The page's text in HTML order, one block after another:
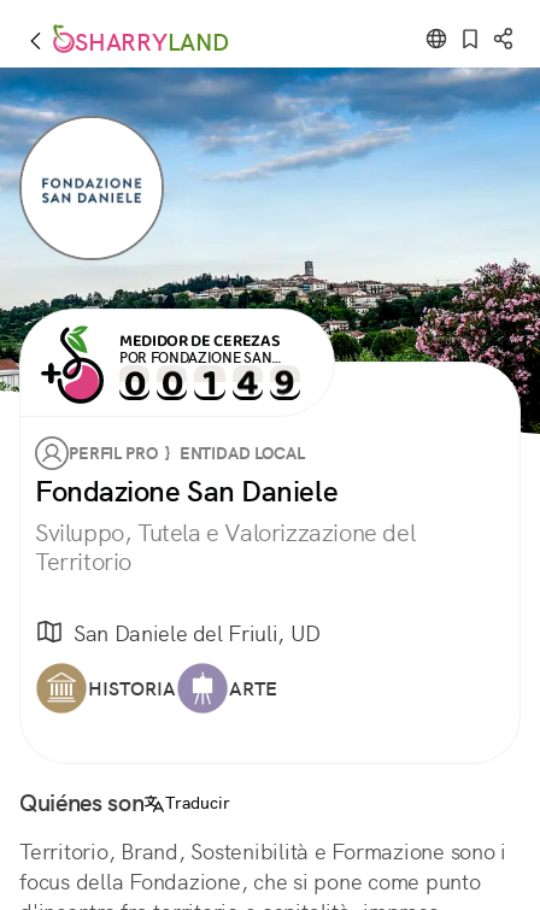
SHARRYLAND
MEDIDOR DE CEREZAS
POR FONDAZIONE SAN
DANIELE
PERFIL PRO } ENTIDAD LOCAL
Fondazione San Daniele
Sviluppo, Tutela e Valorizzazione del
Territorio
San Daniele del Friuli, UD
HISTORIA ARTE
Quiénes son Traducir
Territorio, Brand, Sostenibilità e Formazione sono i
focus della Fondazione, che si pone come punto